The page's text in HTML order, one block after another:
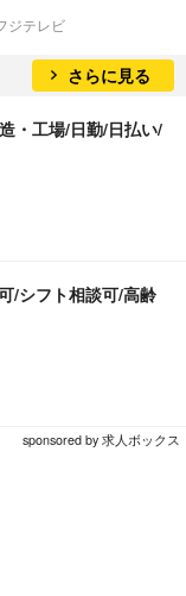
ジテレビ
さらに見る
・工場/日勤/日払い/
/シフト相談可/高齢
sponsored by 求人ボックス